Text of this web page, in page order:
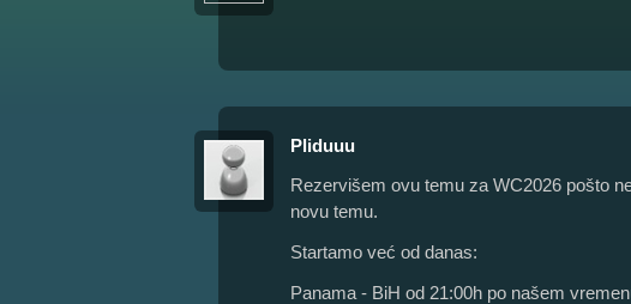
Pliduuu
Rezervišem ovu temu za WC2026 pošto
novu temu.
Startamo već od danas:
Panama - BiH od 21:00h po našem